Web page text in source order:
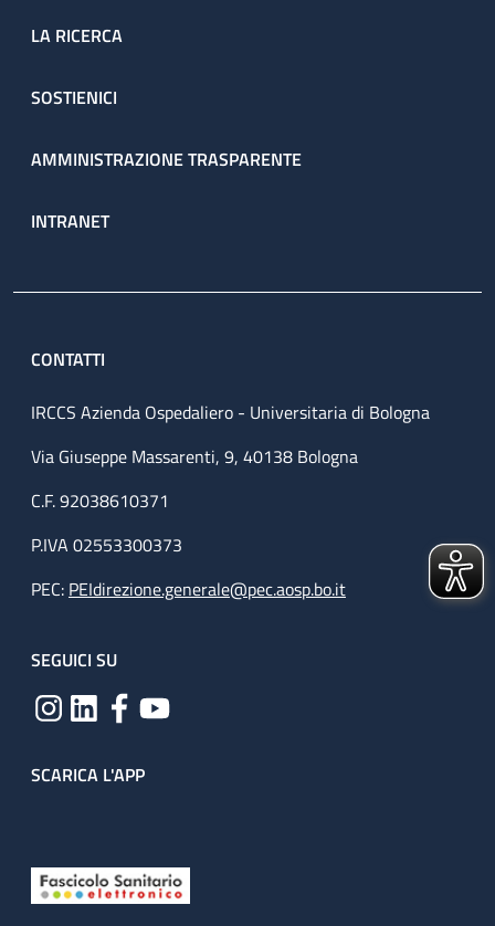
LA RICERCA
SOSTIENICI
AMMINISTRAZIONE TRASPARENTE
INTRANET
CONTATTI
IRCCS Azienda Ospedaliero - Universitaria di Bologna
Via Giuseppe Massarenti, 9, 40138 Bologna
C.F. 92038610371
P.IVA 02553300373
PEC: PEIdirezione.generale@pec.aosp.bo.it
SEGUICI SU
SCARICA L'APP